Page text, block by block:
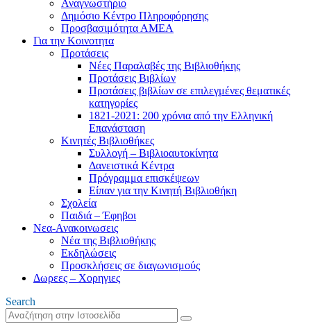
Αναγνωστήριο
Δημόσιο Κέντρο Πληροφόρησης
Προσβασιμότητα ΑΜΕΑ
Για την Κοινοτητα
Προτάσεις
Νέες Παραλαβές της Βιβλιοθήκης
Προτάσεις Βιβλίων
Προτάσεις βιβλίων σε επιλεγμένες θεματικές
κατηγορίες
1821-2021: 200 χρόνια από την Ελληνική
Επανάσταση
Κινητές Βιβλιοθήκες
Συλλογή – Βιβλιοαυτοκίνητα
Δανειστικά Κέντρα
Πρόγραμμα επισκέψεων
Είπαν για την Κινητή Βιβλιοθήκη
Σχολεία
Παιδιά – Έφηβοι
Νεα-Ανακοινωσεις
Νέα της Βιβλιοθήκης
Εκδηλώσεις
Προσκλήσεις σε διαγωνισμούς
Δωρεες – Χορηγιες
Search